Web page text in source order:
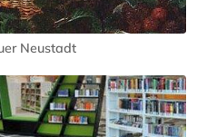
Neustadt